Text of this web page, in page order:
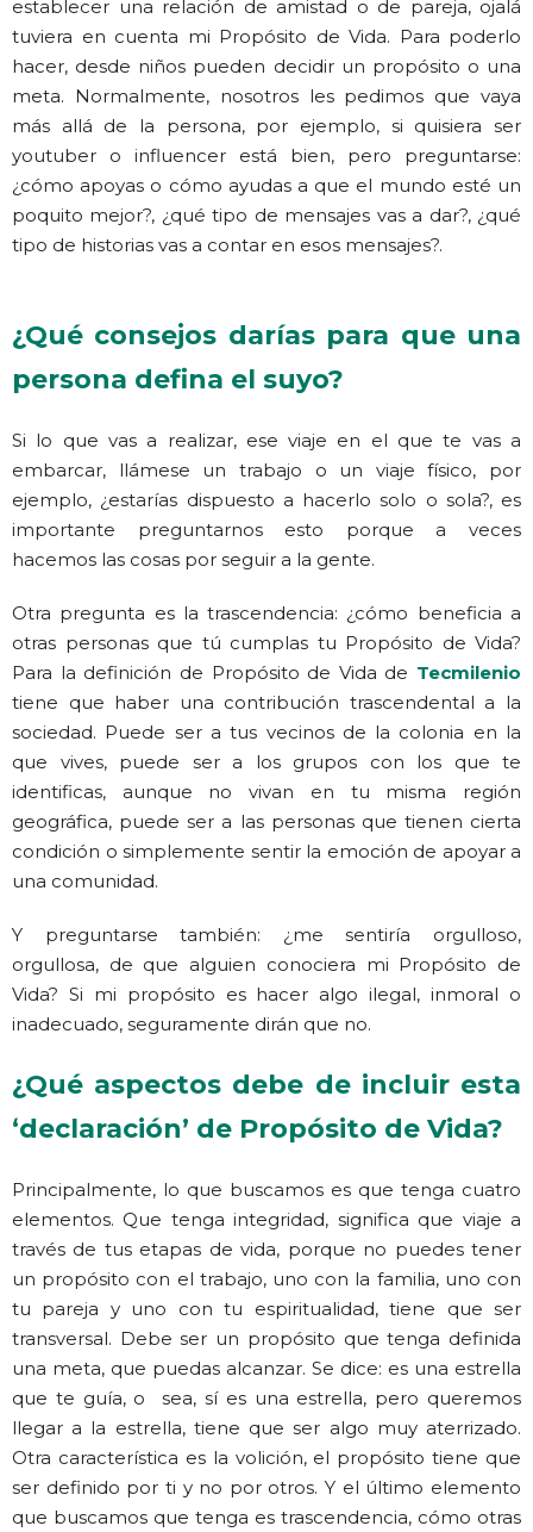
establecer una relación de amistad o de pareja, ojalá
tuviera en cuenta mi Propósito de Vida. Para poderlo
hacer, desde niños pueden decidir un propósito o una
meta. Normalmente, nosotros les pedimos que vaya
más allá de la persona, por ejemplo, si quisiera ser
youtuber o influencer está bien, pero preguntarse:
¿cómo apoyas o cómo ayudas a que el mundo esté un
poquito mejor?, ¿qué tipo de mensajes vas a dar?, ¿qué
tipo de historias vas a contar en esos mensajes?.
¿Qué consejos darías para que una
persona defina el suyo?
Si lo que vas a realizar, ese viaje en el que te vas a
embarcar, llámese un trabajo o un viaje físico, por
ejemplo, ¿estarías dispuesto a hacerlo solo o sola?, es
importante preguntarnos esto porque a veces
hacemos las cosas por seguir a la gente.
Otra pregunta es la trascendencia: ¿cómo beneficia a
otras personas que tú cumplas tu Propósito de Vida?
Para la definición de Propósito de Vida de Tecmilenio
tiene que haber una contribución trascendental a la
sociedad. Puede ser a tus vecinos de la colonia en la
que vives, puede ser a los grupos con los que te
identificas, aunque no vivan en tu misma región
geográfica, puede ser a las personas que tienen cierta
condición o simplemente sentir la emoción de apoyar a
una comunidad.
Y preguntarse también: ¿me sentiría orgulloso,
orgullosa, de que alguien conociera mi Propósito de
Vida? Si mi propósito es hacer algo ilegal, inmoral o
inadecuado, seguramente dirán que no.
¿Qué aspectos debe de incluir esta
‘declaración’ de Propósito de Vida?
Principalmente, lo que buscamos es que tenga cuatro
elementos. Que tenga integridad, significa que viaje a
través de tus etapas de vida, porque no puedes tener
un propósito con el trabajo, uno con la familia, uno con
tu pareja y uno con tu espiritualidad, tiene que ser
transversal. Debe ser un propósito que tenga definida
una meta, que puedas alcanzar. Se dice: es una estrella
que te guía, o sea, sí es una estrella, pero queremos
llegar a la estrella, tiene que ser algo muy aterrizado.
Otra característica es la volición, el propósito tiene que
ser definido por ti y no por otros. Y el último elemento
que buscamos que tenga es trascendencia, cómo otras